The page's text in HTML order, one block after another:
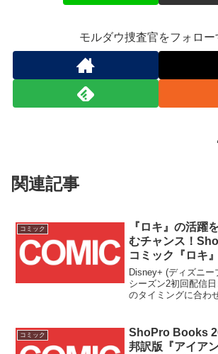
モルダウ捜査官をフォロー
関連記事
コミック
『ロキ』の活躍
むチャンス！
コミック『ロキ
開催が2023/10/6(
期間で開催！！
Disney+ (ディズニー
シーズン2初回配信
のタイミングに合わ
開催されます！！
コミック
ShoPro Books
邦訳版『アイア